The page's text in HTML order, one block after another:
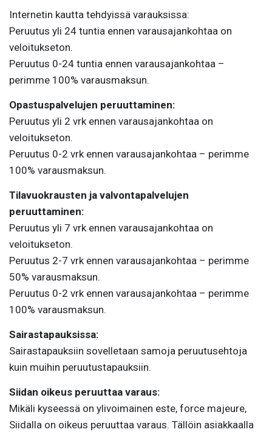
Internetin kautta tehdyissä varauksissa:
Peruutus yli 24 tuntia ennen varausajankohtaa on
veloitukseton.
Peruutus 0-24 tuntia ennen varausajankohtaa –
perimme 100% varausmaksun.
Opastuspalvelujen peruuttaminen:
Peruutus yli 2 vrk ennen varausajankohtaa on
veloitukseton.
Peruutus 0-2 vrk ennen varausajankohtaa – perimme
100% varausmaksun.
Tilavuokrausten ja valvontapalvelujen
peruuttaminen:
Peruutus yli 7 vrk ennen varausajankohtaa on
veloitukseton.
Peruutus 2-7 vrk ennen varausajankohtaa – perimme
50% varausmaksun.
Peruutus 0-2 vrk ennen varausajankohtaa – perimme
100% varausmaksun.
Sairastapauksissa:
Sairastapauksiin sovelletaan samoja peruutusehtoja
kuin muihin peruutustapauksiin.
Siidan oikeus peruuttaa varaus:
Mikäli kyseessä on ylivoimainen este, force majeure,
Siidalla on oikeus peruuttaa varaus. Tällöin asiakkaalla